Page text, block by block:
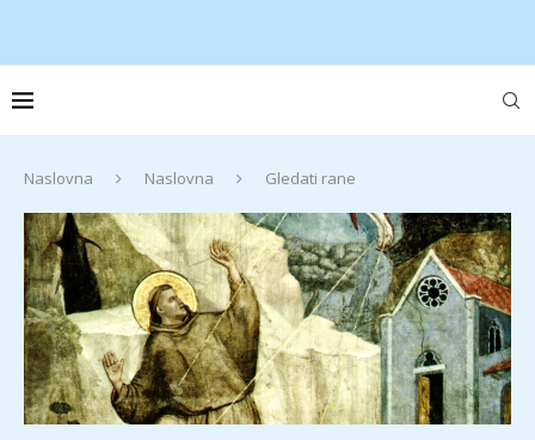
Naslovna Naslovna Gledati rane